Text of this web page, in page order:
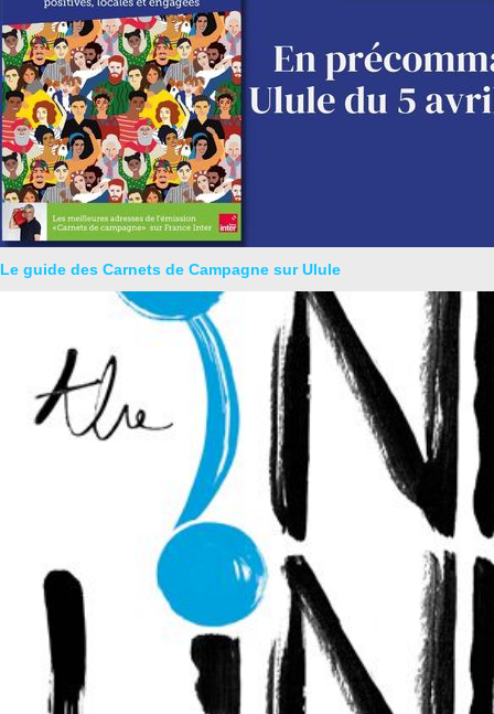
Le guide des Carnets de Campagne sur Ulule